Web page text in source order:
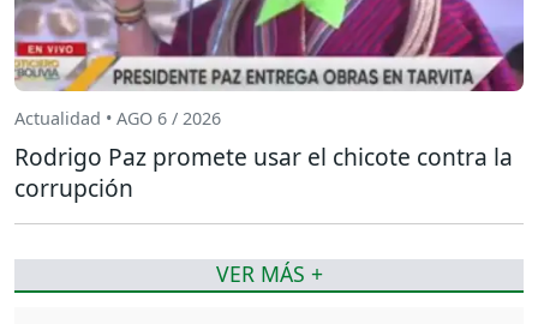
Actualidad • AGO 6 / 2026
Rodrigo Paz promete usar el chicote contra la
corrupción
VER MÁS +